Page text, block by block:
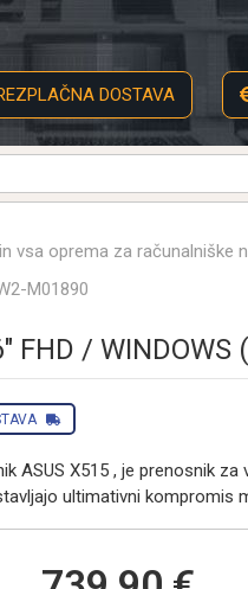
DOSTAVA
vsa oprema za računalniške
M01890
FHD / WINDOWS
ASUS X515 , je prenosnik
ultimativni kompromis